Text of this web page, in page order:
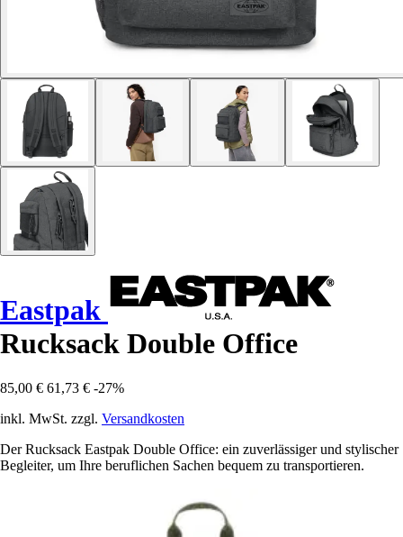
Eastpak
Rucksack Double Office
85,00 € 61,73 € -27%
inkl. MwSt. zzgl. Versandkosten
Der Rucksack Eastpak Double Office: ein zuverlässiger und stylischer
Begleiter, um Ihre beruflichen Sachen bequem zu transportieren.